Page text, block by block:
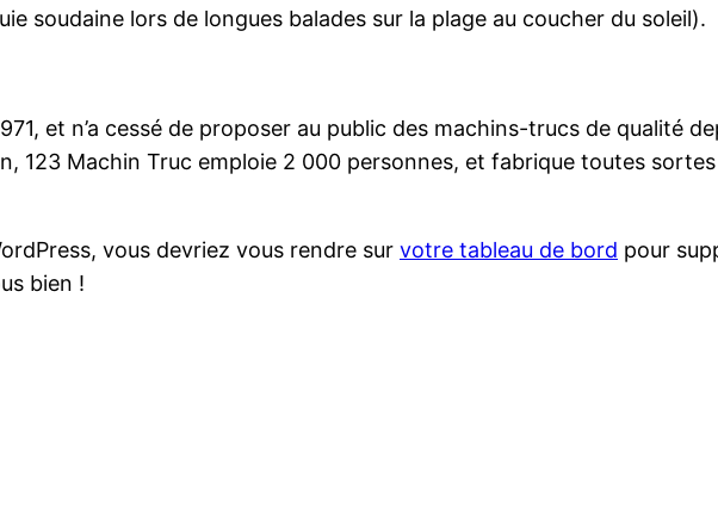
soudaine lors de longues balades sur la plage au coucher du soleil).
et n’a cessé de proposer au public des machins-trucs de qualité
123 Machin Truc emploie 2 000 personnes, et fabrique toutes
vous devriez vous rendre sur votre tableau de bord pour
bien !